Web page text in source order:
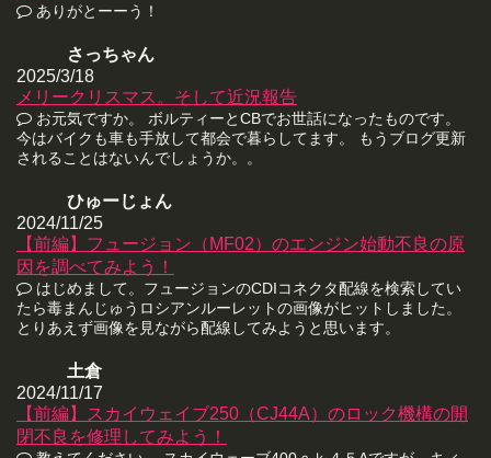
ありがとーーう！
さっちゃん
2025/3/18
メリークリスマス。そして近況報告
お元気ですか。 ボルティーとCBでお世話になったものです。
今はバイクも車も手放して都会で暮らしてます。 もうブログ更新
されることはないんでしょうか。。
ひゅーじょん
2024/11/25
【前編】フュージョン（MF02）のエンジン始動不良の原
因を調べてみよう！
はじめまして。フュージョンのCDIコネクタ配線を検索してい
たら毒まんじゅうロシアンルーレットの画像がヒットしました。
とりあえず画像を見ながら配線してみようと思います。
土倉
2024/11/17
【前編】スカイウェイブ250（CJ44A）のロック機構の開
閉不良を修理してみよう！